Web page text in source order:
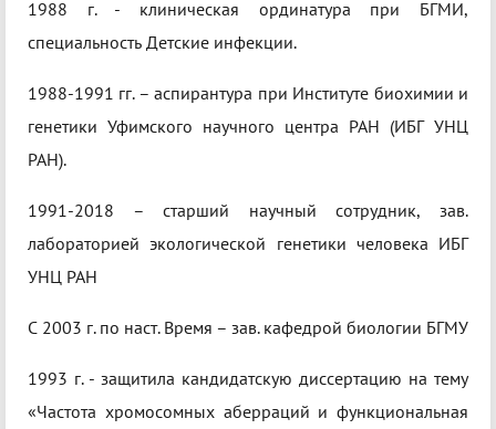
1988 г. - клиническая ординатура при БГМИ,
специальность Детские инфекции.
1988-1991 гг. – аспирантура при Институте биохимии и
генетики Уфимского научного центра РАН (ИБГ УНЦ
РАН).
1991-2018 – старший научный сотрудник, зав.
лабораторией экологической генетики человека ИБГ
УНЦ РАН
С 2003 г. по наст. Время – зав. кафедрой биологии БГМУ
1993 г. - защитила кандидатскую диссертацию на тему
«Частота хромосомных аберраций и функциональная